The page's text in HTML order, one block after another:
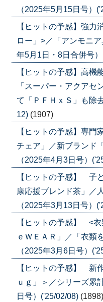
（2025年5月15日号）
【ヒットの予感】強力
ロー」>／「アンモニ
年5月1日・8日合併号
【ヒットの予感】高機
「スーパー・アクアセ
て「ＰＦＨｘＳ」も除
12) (1907)
【ヒットの予感】専門
チェア」／新ブランド
（2025年4月3日号）
【ヒットの予感】 子
康応援ブレンド茶」／
（2025年3月13日号）
【ヒットの予感】 <
ｅＷＥＡＲ」／「衣類
（2025年3月6日号）
【ヒットの予感】 新
ｕｇ」＞／シリーズ累
日号）('25/02/08) (1898)